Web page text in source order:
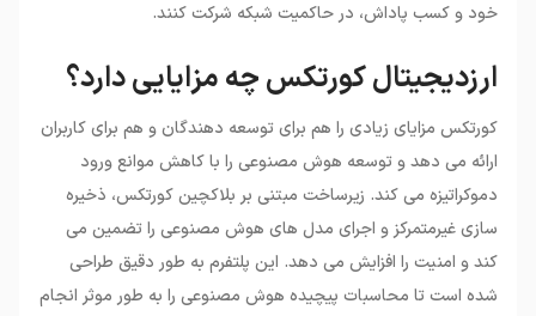
خود و کسب پاداش، در حاکمیت شبکه شرکت کنند.
ارزدیجیتال کورتکس چه مزایایی دارد؟
کورتکس مزایای زیادی را هم برای توسعه دهندگان و هم برای کاربران
ارائه می دهد و توسعه هوش مصنوعی را با کاهش موانع ورود
دموکراتیزه می کند. زیرساخت مبتنی بر بلاکچین کورتکس، ذخیره
سازی غیرمتمرکز و اجرای مدل های هوش مصنوعی را تضمین می
کند و امنیت را افزایش می دهد. این پلتفرم به طور دقیق طراحی
شده است تا محاسبات پیچیده هوش مصنوعی را به طور موثر انجام